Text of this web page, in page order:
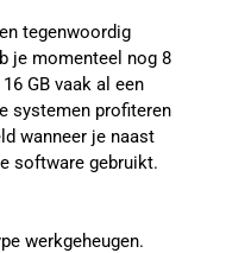
tegenwoordig
je momenteel nog 8
GB vaak al een
systemen profiteren
wanneer je naast
software gebruikt.
werkgeheugen.